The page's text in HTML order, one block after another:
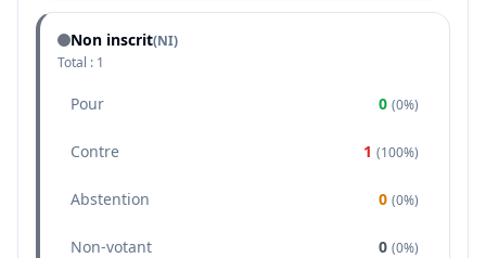
Non inscrit(NI)
Total : 1
Pour 0 (0%)
Contre 1 (100%)
Abstention 0 (0%)
Non-votant 0 (0%)